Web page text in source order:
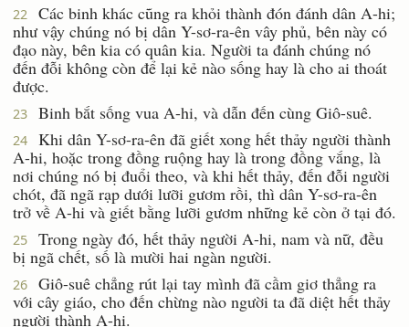
22
Các binh khác cũng ra khỏi thành đón đánh dân A-hi;
như vậy chúng nó bị dân Y-sơ-ra-ên vây phủ, bên này có
đạo này, bên kia có quân kia. Người ta đánh chúng nó
đến đỗi không còn để lại kẻ nào sống hay là cho ai thoát
được.
23 Binh bắt sống vua A-hi, và dẫn đến cùng Giô-suê.
24
Khi dân Y-sơ-ra-ên đã giết xong hết thảy người thành
A-hi, hoặc trong đồng ruộng hay là trong đồng vắng, là
nơi chúng nó bị đuổi theo, và khi hết thảy, đến đỗi người
chót, đã ngã rạp dưới lưỡi gươm rồi, thì dân Y-sơ-ra-ên
trở về A-hi và giết bằng lưỡi gươm những kẻ còn ở tại đó.
25
Trong ngày đó, hết thảy người A-hi, nam và nữ, đều
bị ngã chết, số là mười hai ngàn người.
26
Giô-suê chẳng rút lại tay mình đã cầm giơ thẳng ra
với cây giáo, cho đến chừng nào người ta đã diệt hết thảy
người thành A-hi.